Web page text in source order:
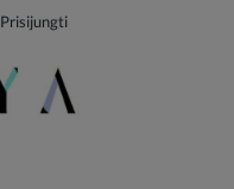
Prisijungti